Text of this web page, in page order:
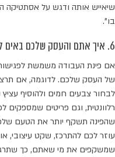
שיאייש אותה ודגש על אסתטיקה
בו".
6. איך אתם והעסק שלכם באים לידי ביטוי?
אם פינת העבודה משמשת
של העסק שלכם. לדוגמה, אם תרצו
לבחור צבעים חמים ולהוסיף
רלוונטית, וגם פריטים
שהפינה תשקף יותר את הטעם
עוזר לכם להתרכז, שקט עיצובי,
שמשקפים את מי שאתם, כך